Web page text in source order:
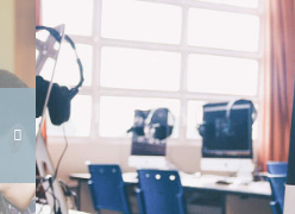
Carregando